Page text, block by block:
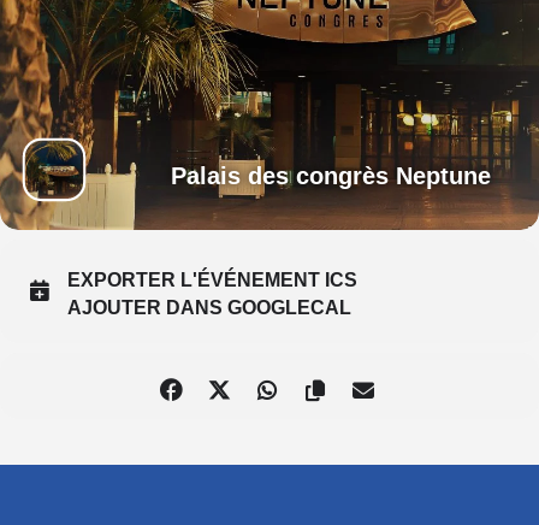
Palais des congrès Neptune
EXPORTER L'ÉVÉNEMENT ICS
AJOUTER DANS GOOGLECAL